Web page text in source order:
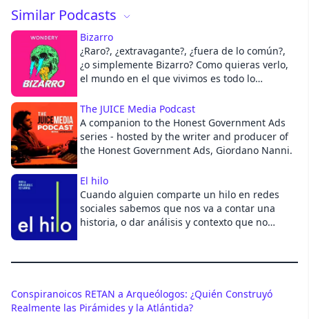
Similar Podcasts
Bizarro
¿Raro?, ¿extravagante?, ¿fuera de lo común?,
¿o simplemente Bizarro? Como quieras verlo,
el mundo en el que vivimos es todo lo
eso: los eventos que, por más extraños que
nos parezcan, suceden y son noticia. Cada
semana Roberto Mtz y Diego Ruzzarin
exploran lo más viral del internet y - desde su
vuelta por el mundo de lo que, con todas sus
letras, es simplemente Bizarro.
The JUICE Media Podcast
A companion to the Honest Government Ads
series - hosted by the writer and producer of
the Honest Government Ads, Giordano Nanni.
El hilo
Cuando alguien comparte un hilo en redes
sociales sabemos que nos va a contar una
historia, o dar análisis y contexto que no
más importantes de la semana en América
Budasoff y Silvia Viñas te ayudan a entender
las noticias más allá de los titulares. Más en
Conspiranoicos RETAN a Arqueólogos: ¿Quién Construyó
Realmente las Pirámides y la Atlántida?